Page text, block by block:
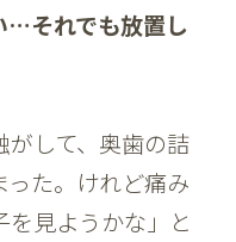
…それでも放置し
して、奥歯の詰
た。けれど痛み
見ようかな」と